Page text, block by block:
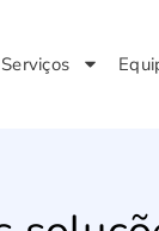
Serviços